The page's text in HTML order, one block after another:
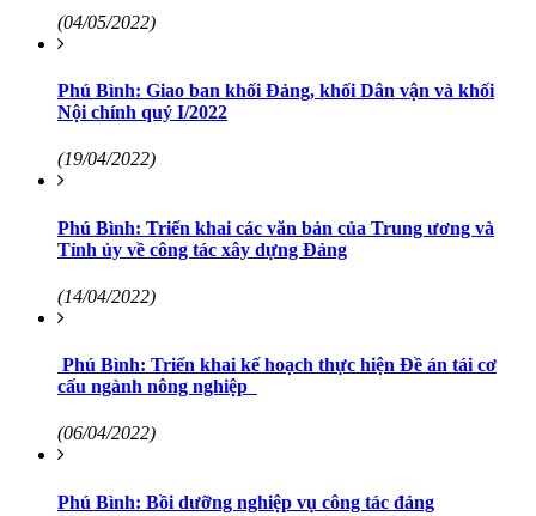
(04/05/2022)
Phú Bình: Giao ban khối Đảng, khối Dân vận và khối
Nội chính quý I/2022
(19/04/2022)
Phú Bình: Triển khai các văn bản của Trung ương và
Tỉnh ủy về công tác xây dựng Đảng
(14/04/2022)
Phú Bình: Triển khai kế hoạch thực hiện Đề án tái cơ
cấu ngành nông nghiệp
(06/04/2022)
Phú Bình: Bồi dưỡng nghiệp vụ công tác đảng